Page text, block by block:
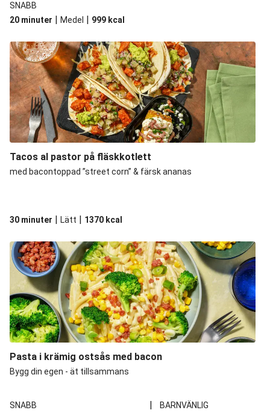
SNABB
20 minuter | Medel | 999 kcal
Tacos al pastor på fläskkotlett
med bacontoppad ”street corn” & färsk ananas
30 minuter | Lätt | 1370 kcal
Pasta i krämig ostsås med bacon
Bygg din egen - ät tillsammans
SNABB |
BARNVÄNLIG